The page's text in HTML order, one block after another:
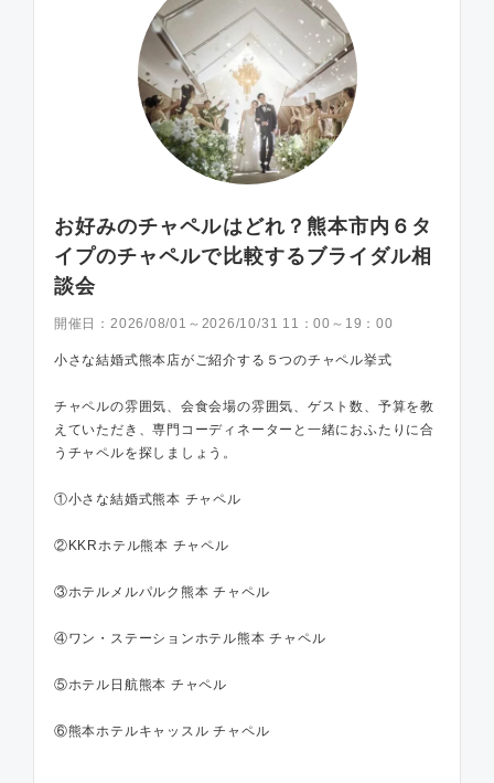
お好みのチャペルはどれ？熊本市内６タ
イプのチャペルで比較するブライダル相
談会
開催日： 2026/08/01～2026/10/31 11：00～19：00
小さな結婚式熊本店がご紹介する５つのチャペル挙式
チャペルの雰囲気、会食会場の雰囲気、ゲスト数、予算を教
えていただき、専門コーディネーターと一緒におふたりに合
うチャペルを探しましょう。
①小さな結婚式熊本 チャペル
②KKRホテル熊本 チャペル
③ホテルメルパルク熊本 チャペル
④ワン・ステーションホテル熊本 チャペル
⑤ホテル日航熊本 チャペル
⑥熊本ホテルキャッスル チャペル